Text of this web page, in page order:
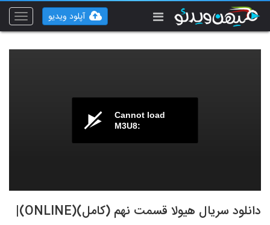
Toggle
آپلود ویدیو
Cannot load
M3U8:
دانلود سریال هیولا قسمت نهم (کامل)(ONLINE)|